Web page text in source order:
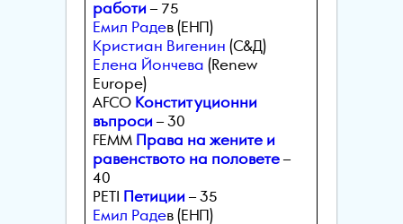
работи – 75
Емил Радев (ЕНП)
Кристиан Вигенин (С&Д)
Елена Йончева (Renew
Europe)
AFCO Конституционни
въпроси – 30
FEMM
Права на жените и
равенството на половете –
40
PETI
Петиции – 35
Емил Радев (ЕНП)